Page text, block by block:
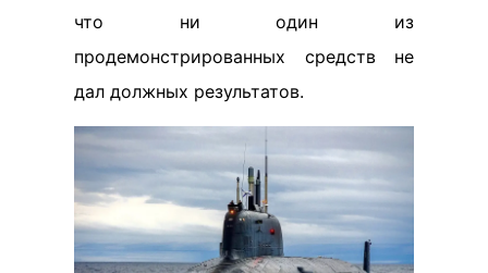
что ни один из
продемонстрированных средств не
дал должных результатов.